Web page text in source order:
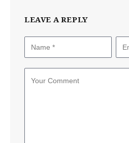
LEAVE A REPLY